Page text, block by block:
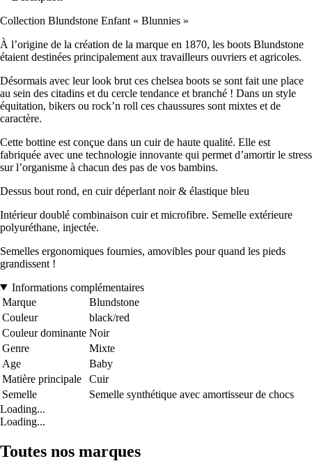
Collection Blundstone Enfant « Blunnies »
À l’origine de la création de la marque en 1870, les boots Blundstone
étaient destinées principalement aux travailleurs ouvriers et agricoles.
Désormais avec leur look brut ces chelsea boots se sont fait une place
au sein des citadins et du cercle tendance et branché ! Dans un style
équitation, bikers ou rock’n roll ces chaussures sont mixtes et de
caractère.
Cette bottine est conçue dans un cuir de haute qualité. Elle est
fabriquée avec une technologie innovante qui permet d’amortir le stress
sur l’organisme à chacun des pas de vos bambins.
Dessus bout rond, en cuir déperlant noir & élastique bleu
Intérieur doublé combinaison cuir et microfibre. Semelle extérieure
polyuréthane, injectée.
Semelles ergonomiques fournies, amovibles pour quand les pieds
grandissent !
Informations complémentaires
Marque
Blundstone
Couleur
black/red
Couleur dominante Noir
Genre
Mixte
Age
Baby
Matière principale
Cuir
Semelle
Semelle synthétique avec amortisseur de chocs
Loading...
Loading...
Toutes nos marques